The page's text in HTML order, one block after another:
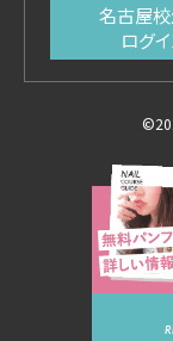
名古屋
ログ